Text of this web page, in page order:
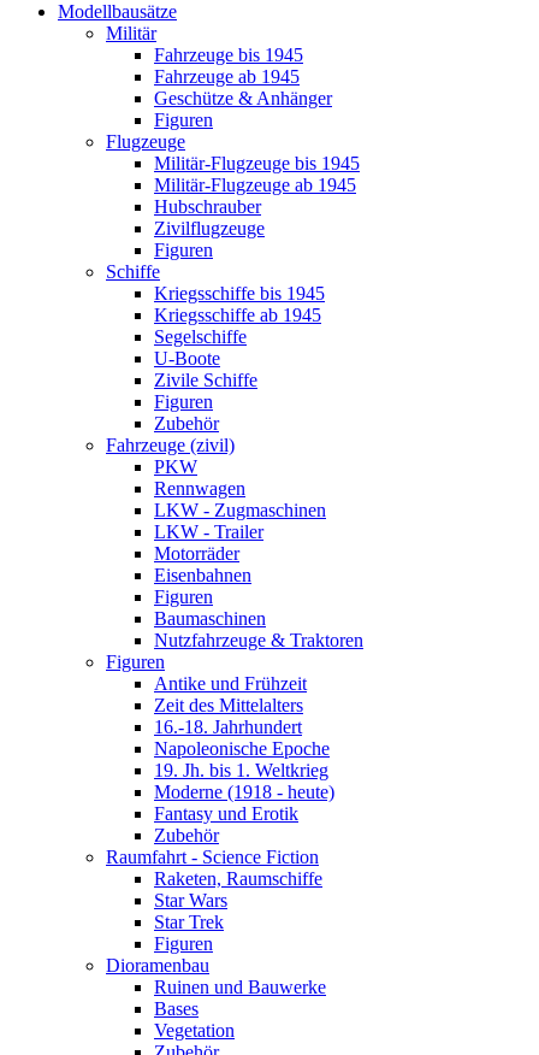
Modellbausätze
Militär
Fahrzeuge bis 1945
Fahrzeuge ab 1945
Geschütze & Anhänger
Figuren
Flugzeuge
Militär-Flugzeuge bis 1945
Militär-Flugzeuge ab 1945
Hubschrauber
Zivilflugzeuge
Figuren
Schiffe
Kriegsschiffe bis 1945
Kriegsschiffe ab 1945
Segelschiffe
U-Boote
Zivile Schiffe
Figuren
Zubehör
Fahrzeuge (zivil)
PKW
Rennwagen
LKW - Zugmaschinen
LKW - Trailer
Motorräder
Eisenbahnen
Figuren
Baumaschinen
Nutzfahrzeuge & Traktoren
Figuren
Antike und Frühzeit
Zeit des Mittelalters
16.-18. Jahrhundert
Napoleonische Epoche
19. Jh. bis 1. Weltkrieg
Moderne (1918 - heute)
Fantasy und Erotik
Zubehör
Raumfahrt - Science Fiction
Raketen, Raumschiffe
Star Wars
Star Trek
Figuren
Dioramenbau
Ruinen und Bauwerke
Bases
Vegetation